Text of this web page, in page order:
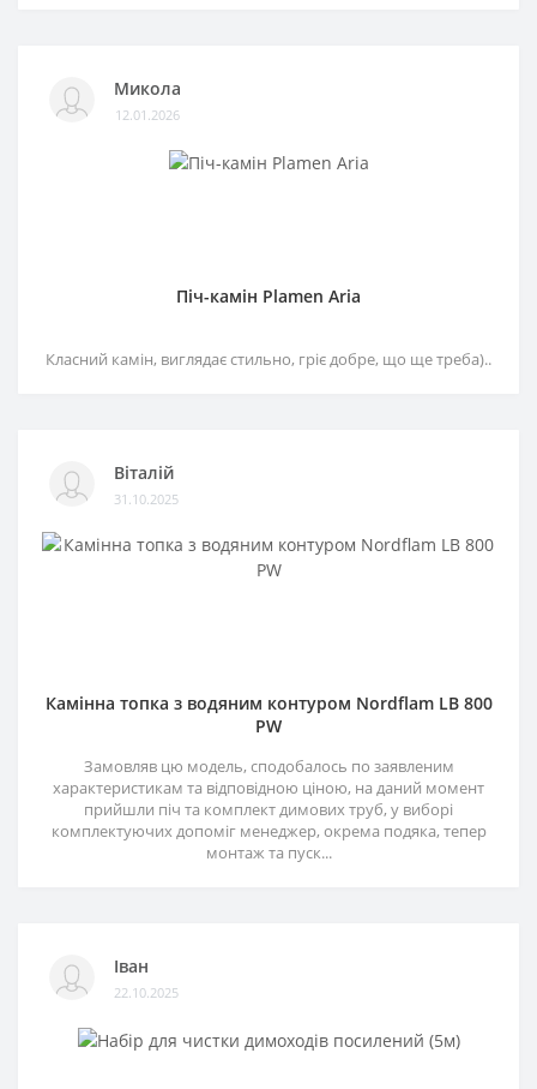
Микола
12.01.2026
Піч-камін Plamen Aria
Класний камін, виглядає стильно, гріє добре, що ще треба)..
Віталій
31.10.2025
Камінна топка з водяним контуром Nordflam LB 800
PW
Замовляв цю модель, сподобалось по заявленим
характеристикам та відповідною ціною, на даний момент
прийшли піч та комплект димових труб, у виборі
комплектуючих допоміг менеджер, окрема подяка, тепер
монтаж та пуск...
Іван
22.10.2025